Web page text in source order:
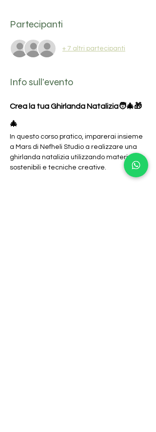
Partecipanti
+ 7 altri partecipanti
Info sull'evento
Crea la tua Ghirlanda Natalizia🧑‍🎄🎁
🎄
In questo corso pratico, imparerai insieme
a Mars di Nefheli Studio a realizzare una
ghirlanda natalizia utilizzando materiali
sostenibili e tecniche creative.